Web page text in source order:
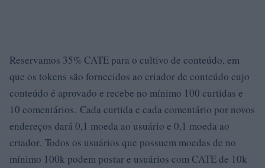
Reservamos 35% CATE para o cultivo de conteúdo, em
que os tokens são fornecidos ao criador de conteúdo cujo
conteúdo é aprovado e recebe no mínimo 100 curtidas e
10 comentários. Cada curtida e cada comentário por novos
endereços dará 0,1 moeda ao usuário e 0,1 moeda ao
criador. Todos os usuários que possuem moedas de no
mínimo 100k podem postar e usuários com CATE de 10k